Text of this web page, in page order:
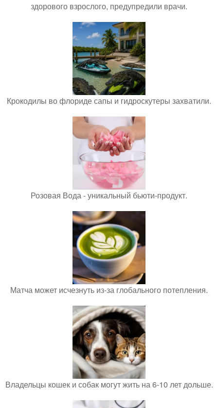
здорового взрослого, предупредили врачи.
Крокодилы во флориде сапы и гидроскутеры захватили.
Розовая Вода - уникальный бьюти-продукт.
Матча может исчезнуть из-за глобального потепления.
Владельцы кошек и собак могут жить на 6-10 лет дольше.